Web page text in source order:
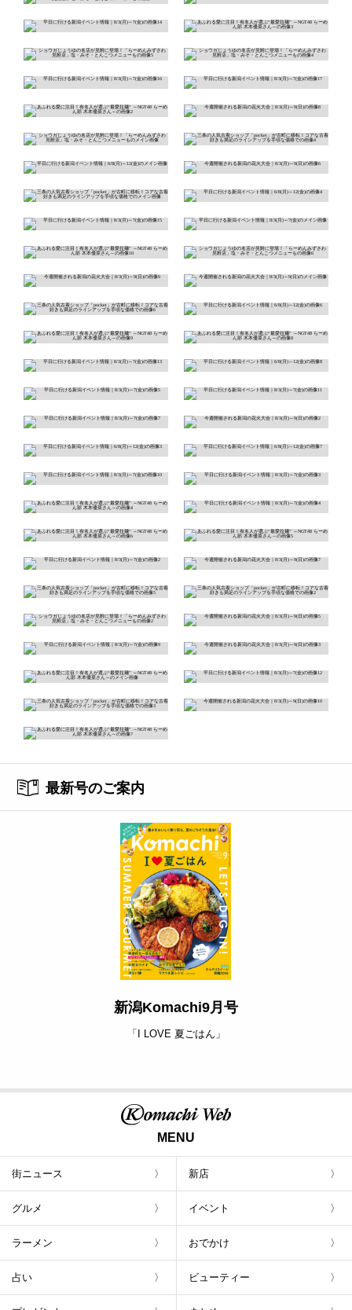
最新号のご案内
新潟Komachi9月号
「I LOVE 夏ごはん」
MENU
街ニュース 新店
グルメ イベント
ラーメン おでかけ
占い ビューティー